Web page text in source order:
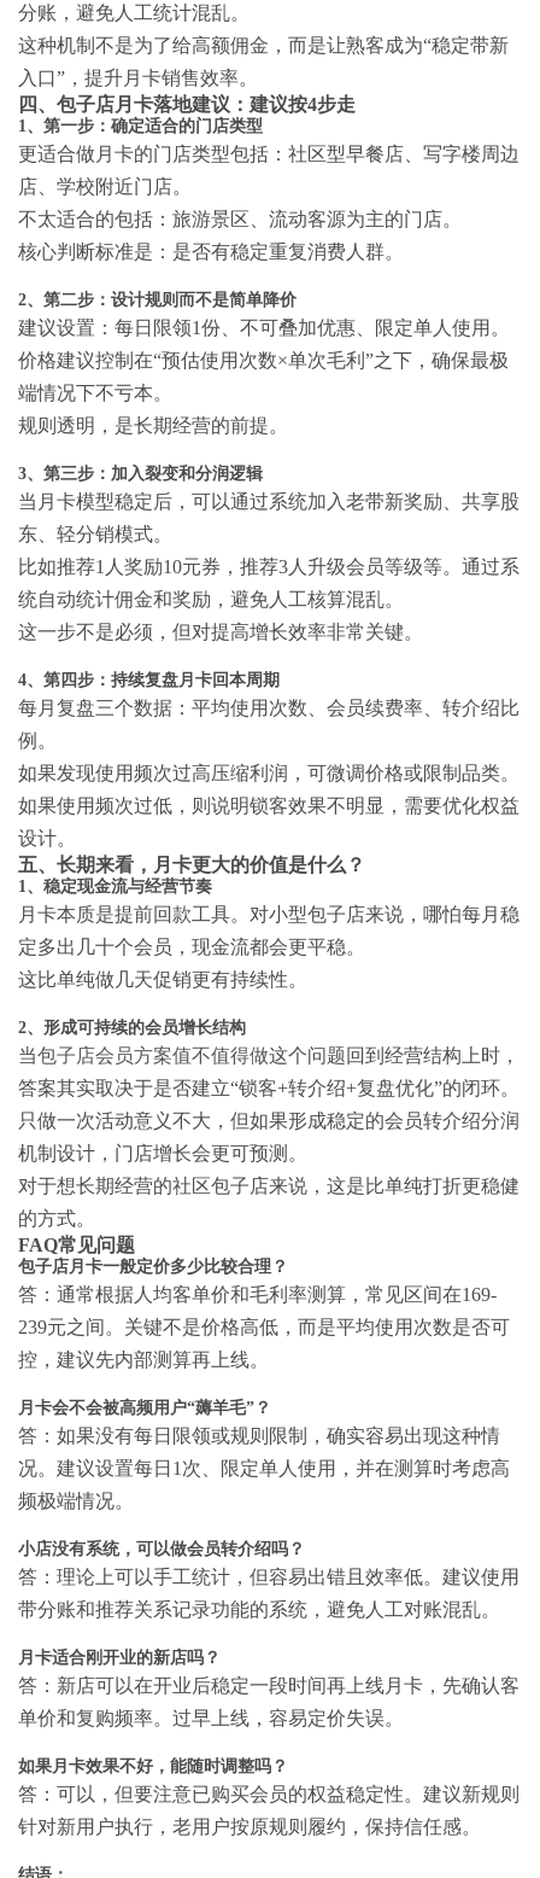
分账，避免人工统计混乱。
这种机制不是为了给高额佣金，而是让熟客成为“稳定带新
入口”，提升月卡销售效率。
四、包子店月卡落地建议：建议按4步走
1、第一步：确定适合的门店类型
更适合做月卡的门店类型包括：社区型早餐店、写字楼周边
店、学校附近门店。
不太适合的包括：旅游景区、流动客源为主的门店。
核心判断标准是：是否有稳定重复消费人群。
2、第二步：设计规则而不是简单降价
建议设置：每日限领1份、不可叠加优惠、限定单人使用。
价格建议控制在“预估使用次数×单次毛利”之下，确保最极
端情况下不亏本。
规则透明，是长期经营的前提。
3、第三步：加入裂变和分润逻辑
当月卡模型稳定后，可以通过系统加入老带新奖励、共享股
东、轻分销模式。
比如推荐1人奖励10元券，推荐3人升级会员等级等。通过系
统自动统计佣金和奖励，避免人工核算混乱。
这一步不是必须，但对提高增长效率非常关键。
4、第四步：持续复盘月卡回本周期
每月复盘三个数据：平均使用次数、会员续费率、转介绍比
例。
如果发现使用频次过高压缩利润，可微调价格或限制品类。
如果使用频次过低，则说明锁客效果不明显，需要优化权益
设计。
五、长期来看，月卡更大的价值是什么？
1、稳定现金流与经营节奏
月卡本质是提前回款工具。对小型包子店来说，哪怕每月稳
定多出几十个会员，现金流都会更平稳。
这比单纯做几天促销更有持续性。
2、形成可持续的会员增长结构
当包子店会员方案值不值得做这个问题回到经营结构上时，
答案其实取决于是否建立“锁客+转介绍+复盘优化”的闭环。
只做一次活动意义不大，但如果形成稳定的会员转介绍分润
机制设计，门店增长会更可预测。
对于想长期经营的社区包子店来说，这是比单纯打折更稳健
的方式。
FAQ常见问题
包子店月卡一般定价多少比较合理？
答：通常根据人均客单价和毛利率测算，常见区间在169-
239元之间。关键不是价格高低，而是平均使用次数是否可
控，建议先内部测算再上线。
月卡会不会被高频用户“薅羊毛”？
答：如果没有每日限领或规则限制，确实容易出现这种情
况。建议设置每日1次、限定单人使用，并在测算时考虑高
频极端情况。
小店没有系统，可以做会员转介绍吗？
答：理论上可以手工统计，但容易出错且效率低。建议使用
带分账和推荐关系记录功能的系统，避免人工对账混乱。
月卡适合刚开业的新店吗？
答：新店可以在开业后稳定一段时间再上线月卡，先确认客
单价和复购频率。过早上线，容易定价失误。
如果月卡效果不好，能随时调整吗？
答：可以，但要注意已购买会员的权益稳定性。建议新规则
针对新用户执行，老用户按原规则履约，保持信任感。